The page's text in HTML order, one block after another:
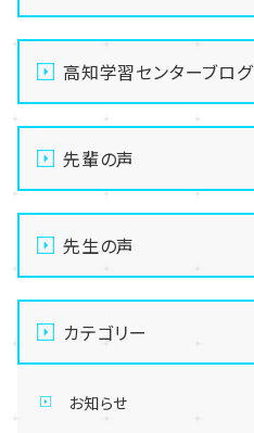
高知学習センターブログ
先輩の声
先生の声
カテゴリー
お知らせ